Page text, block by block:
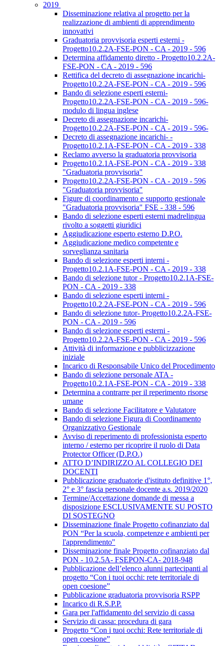
2019
Disseminazione relativa al progetto per la
realizzazione di ambienti di apprendimento
innovativi
Graduatoria provvisoria esperti esterni -
Progetto10.2.2A-FSE-PON - CA - 2019 - 596
Determina affidamento diretto - Progetto10.2.2A-
FSE-PON - CA - 2019 - 596
Rettifica del decreto di assegnazione incarichi-
Progetto10.2.2A-FSE-PON - CA - 2019 - 596
Bando di selezione esperti esterni-
Progetto10.2.2A-FSE-PON - CA - 2019 - 596-
modulo di lingua inglese
Decreto di assegnazione incarichi-
Progetto10.2.2A-FSE-PON - CA - 2019 - 596-
Decreto di assegnazione incarichi- -
Progetto10.2.1A-FSE-PON - CA - 2019 - 338
Reclamo avverso la graduatoria provvisoria
Progetto10.2.1A-FSE-PON - CA - 2019 - 338
"Graduatoria provvisoria"
Progetto10.2.2A-FSE-PON - CA - 2019 - 596
"Graduatoria provvisoria"
Figure di coordinamento e supporto gestionale
"Graduatoria provvisoria" FSE - 338 - 596
Bando di selezione esperti esterni madrelingua
rivolto a soggetti giuridici
Aggiudicazione esperto esterno D.P.O.
Aggiudicazione medico competente e
sorveglianza sanitaria
Bando di selezione esperti interni -
Progetto10.2.1A-FSE-PON - CA - 2019 - 338
Bando di selezione tutor - Progetto10.2.1A-FSE-
PON - CA - 2019 - 338
Bando di selezione esperti interni -
Progetto10.2.2A-FSE-PON - CA - 2019 - 596
Bando di selezione tutor- Progetto10.2.2A-FSE-
PON - CA - 2019 - 596
Bando di selezione esperti esterni -
Progetto10.2.2A-FSE-PON - CA - 2019 - 596
Attività di informazione e pubblicizzazione
iniziale
Incarico di Responsabile Unico del Procedimento
Bando di selezione personale ATA -
Progetto10.2.1A-FSE-PON - CA - 2019 - 338
Determina a contrarre per il reperimento risorse
umane
Bando di selezione Facilitatore e Valutatore
Bando di selezione Figura di Coordinamento
Organizzativo Gestionale
Avviso di reperimento di professionista esperto
interno / esterno per ricoprire il ruolo di Data
Protector Officer (D.P.O.)
ATTO D’INDIRIZZO AL COLLEGIO DEI
DOCENTI
Pubblicazione graduatorie d'istituto definitive 1°,
2° e 3° fascia personale docente a.s. 2019/2020
Termine/Accettazione domande di messa a
disposizione ESCLUSIVAMENTE SU POSTO
DI SOSTEGNO
Disseminazione finale Progetto cofinanziato dal
PON “Per la scuola, competenze e ambienti per
l'apprendimento"
Disseminazione finale Progetto cofinanziato dal
PON - 10.2.5A- FSEPON-CA- 2018-948
Pubblicazione dell’elenco alunni partecipanti al
progetto “Con i tuoi occhi: rete territoriale di
open coesione”
Pubblicazione graduatoria provvisoria RSPP
Incarico di R.S.P.P.
Gara per l'affidamento del servizio di cassa
Servizio di cassa: procedura di gara
Progetto “Con i tuoi occhi: Rete territoriale di
open coesione”